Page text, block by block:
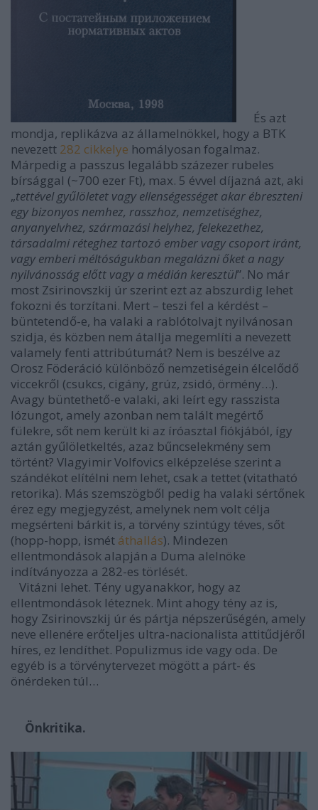
És azt
mondja, replikázva az államelnökkel, hogy a BTK
nevezett 282 cikkelye homályosan fogalmaz.
Márpedig a passzus legalább százezer rubeles
bírsággal (~700 ezer Ft), max. 5 évvel díjazná azt, aki
„tettével gyűlöletet vagy ellenségességet akar ébreszteni
egy bizonyos nemhez, rasszhoz, nemzetiséghez,
anyanyelvhez, származási helyhez, felekezethez,
társadalmi réteghez tartozó ember vagy csoport iránt,
vagy emberi méltóságukban megalázni őket a nagy
nyilvánosság előtt vagy a médián keresztül”. No már
most Zsirinovszkij úr szerint ezt az abszurdig lehet
fokozni és torzítani. Mert – teszi fel a kérdést –
büntetendő-e, ha valaki a rablótolvajt nyilvánosan
szidja, és közben nem átallja megemlíti a nevezett
valamely fenti attribútumát? Nem is beszélve az
Orosz Föderáció különböző nemzetiségein élcelődő
viccekről (csukcs, cigány, grúz, zsidó, örmény…).
Avagy büntethető-e valaki, aki leírt egy rasszista
lózungot, amely azonban nem talált megértő
fülekre, sőt nem került ki az íróasztal fiókjából, így
aztán gyűlöletkeltés, azaz bűncselekmény sem
történt? Vlagyimir Volfovics elképzelése szerint a
szándékot elítélni nem lehet, csak a tettet (vitatható
retorika). Más szemszögből pedig ha valaki sértőnek
érez egy megjegyzést, amelynek nem volt célja
megsérteni bárkit is, a törvény szintúgy téves, sőt
(hopp-hopp, ismét áthallás). Mindezen
ellentmondások alapján a Duma alelnöke
indítványozza a 282-es törlését.
Vitázni lehet. Tény ugyanakkor, hogy az
ellentmondások léteznek. Mint ahogy tény az is,
hogy Zsirinovszkij úr és pártja népszerűségén, amely
neve ellenére erőteljes ultra-nacionalista attitűdjéről
híres, ez lendíthet. Populizmus ide vagy oda. De
egyéb is a törvénytervezet mögött a párt- és
önérdeken túl…
Önkritika.